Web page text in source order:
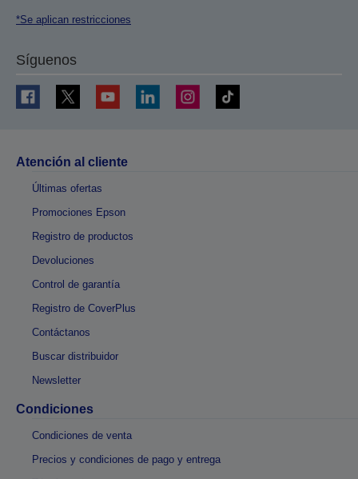
*Se aplican restricciones
Síguenos
Atención al cliente
Últimas ofertas
Promociones Epson
Registro de productos
Devoluciones
Control de garantía
Registro de CoverPlus
Contáctanos
Buscar distribuidor
Newsletter
Condiciones
Condiciones de venta
Precios y condiciones de pago y entrega